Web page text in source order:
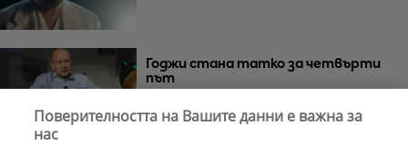
Годжи стана татко за четвърти
път
Поверителността на Вашите данни е важна за
нас